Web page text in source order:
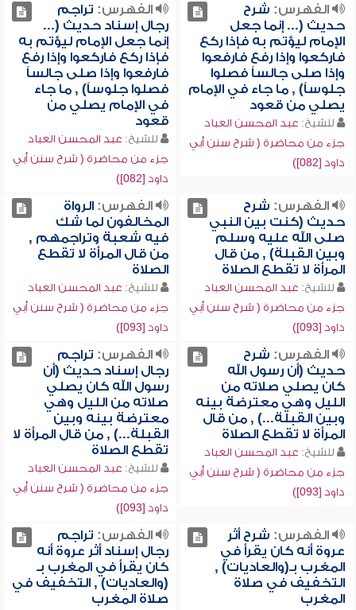
الفهرس: شرح
حديث (... إنما جعل
الإمام ليؤتم به فإذا ركع
فاركعوا وإذا رفع فارفعوا
وإذا صلى جالساً فصلوا
جلوساً) , ما جاء في الإمام
يصلي من قعود
للشيخ: عبد المحسن العباد
جزء من محاضرة ( شرح سنن أبي
داود [082])
الفهرس: تراجم
رجال إسناد حديث (...
إنما جعل الإمام ليؤتم به
فإذا ركع فاركعوا وإذا رفع
فارفعوا وإذا صلى جالساً
فصلوا جلوساً) , ما جاء
في الإمام يصلي من
قعود
للشيخ: عبد المحسن العباد
جزء من محاضرة ( شرح سنن أبي
داود [082])
الفهرس: شرح
حديث (كنت بين النبي
صلى الله عليه وسلم
وبين القبلة) , من قال
المرأة لا تقطع الصلاة
للشيخ: عبد المحسن العباد
جزء من محاضرة ( شرح سنن أبي
داود [093])
الفهرس:الرواة
المخالفون لما شك
فيه شعبة وتراجمهم ,
من قال المرأة لا تقطع
الصلاة
للشيخ: عبد المحسن العباد
جزء من محاضرة ( شرح سنن أبي
داود [093])
الفهرس: شرح
حديث (أن رسول الله
كان يصلي صلاته من
الليل وهي معترضة بينه
وبين القبلة...) , من قال
المرأة لا تقطع الصلاة
للشيخ: عبد المحسن العباد
جزء من محاضرة ( شرح سنن أبي
داود [093])
الفهرس: تراجم
رجال إسناد حديث (أن
رسول الله كان يصلي
صلاته من الليل وهي
معترضة بينه وبين
القبلة...) , من قال المرأة لا
تقطع الصلاة
للشيخ: عبد المحسن العباد
جزء من محاضرة ( شرح سنن أبي
داود [093])
الفهرس: شرح أثر
عروة أنه كان يقرأ في
المغرب بـ(والعاديات) ,
التخفيف في صلاة
المغرب
الفهرس: تراجم
رجال إسناد أثر عروة أنه
كان يقرأ في المغرب بـ
(والعاديات) , التخفيف في
صلاة المغرب